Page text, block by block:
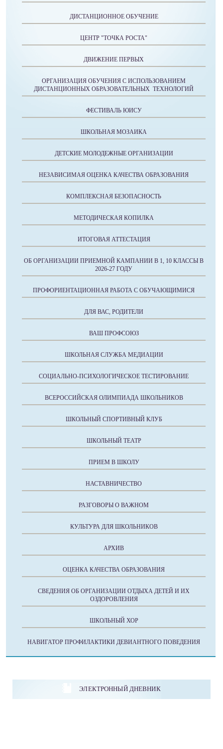
ДИСТАНЦИОННОЕ ОБУЧЕНИЕ
ЦЕНТР "ТОЧКА РОСТА"
ДВИЖЕНИЕ ПЕРВЫХ
ОРГАНИЗАЦИЯ ОБУЧЕНИЯ С ИСПОЛЬЗОВАНИЕМ
ДИСТАНЦИОННЫХ ОБРАЗОВАТЕЛЬНЫХ ТЕХНОЛОГИЙ
ФЕСТИВАЛЬ ЮИСУ
ШКОЛЬНАЯ МОЗАИКА
ДЕТСКИЕ МОЛОДЕЖНЫЕ ОРГАНИЗАЦИИ
НЕЗАВИСИМАЯ ОЦЕНКА КАЧЕСТВА ОБРАЗОВАНИЯ
КОМПЛЕКСНАЯ БЕЗОПАСНОСТЬ
МЕТОДИЧЕСКАЯ КОПИЛКА
ИТОГОВАЯ АТТЕСТАЦИЯ
ОБ ОРГАНИЗАЦИИ ПРИЕМНОЙ КАМПАНИИ В 1, 10 КЛАССЫ В
2026-27 ГОДУ
ПРОФОРИЕНТАЦИОННАЯ РАБОТА С ОБУЧАЮЩИМИСЯ
ДЛЯ ВАС, РОДИТЕЛИ
ВАШ ПРОФСОЮЗ
ШКОЛЬНАЯ СЛУЖБА МЕДИАЦИИ
СОЦИАЛЬНО-ПСИХОЛОГИЧЕСКОЕ ТЕСТИРОВАНИЕ
ВСЕРОССИЙСКАЯ ОЛИМПИАДА ШКОЛЬНИКОВ
ШКОЛЬНЫЙ СПОРТИВНЫЙ КЛУБ
ШКОЛЬНЫЙ ТЕАТР
ПРИЕМ В ШКОЛУ
НАСТАВНИЧЕСТВО
РАЗГОВОРЫ О ВАЖНОМ
КУЛЬТУРА ДЛЯ ШКОЛЬНИКОВ
АРХИВ
ОЦЕНКА КАЧЕСТВА ОБРАЗОВАНИЯ
СВЕДЕНИЯ ОБ ОРГАНИЗАЦИИ ОТДЫХА ДЕТЕЙ И ИХ
ОЗДОРОВЛЕНИЯ
ШКОЛЬНЫЙ ХОР
НАВИГАТОР ПРОФИЛАКТИКИ ДЕВИАНТНОГО ПОВЕДЕНИЯ
ЭЛЕКТРОННЫЙ ДНЕВНИК